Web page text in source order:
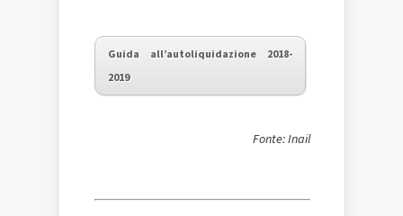
Guida all’autoliquidazione 2018-
2019
Fonte: Inail